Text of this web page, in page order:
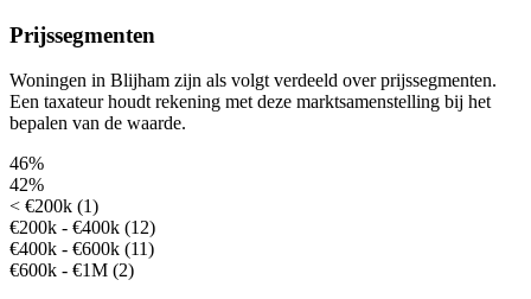
Prijssegmenten
Woningen in Blijham zijn als volgt verdeeld over prijssegmenten.
Een taxateur houdt rekening met deze marktsamenstelling bij het
bepalen van de waarde.
46%
42%
< €200k (1)
€200k - €400k (12)
€400k - €600k (11)
€600k - €1M (2)